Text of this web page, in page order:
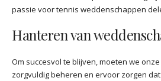
passie voor tennis weddenschappen
Hanteren van
Om succesvol te blijven, moeten we
zorgvuldig beheren en ervoor zorgen